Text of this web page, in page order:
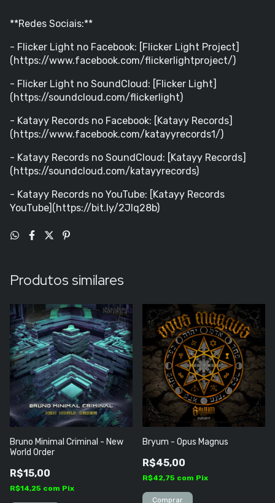
**Redes Sociais:**
- Flicker Light no Facebook: [Flicker Light Project]
(https://www.facebook.com/flickerlightproject/)
- Flicker Light no SoundCloud: [Flicker Light]
(https://soundcloud.com/flickerlight)
- Katayy Records no Facebook: [Katayy Records]
(https://www.facebook.com/katayyrecords1/)
- Katayy Records no SoundCloud: [Katayy Records]
(https://soundcloud.com/katayyrecords)
- Katayy Records no YouTube: [Katayy Records
YouTube](https://bit.ly/2JIq28b)
Produtos similares
Bruno Minimal Criminal - New
World Order
R$15,00
R$14,25 com Pix
Bryum - Opus Magnus
R$45,00
R$42,75 com Pix